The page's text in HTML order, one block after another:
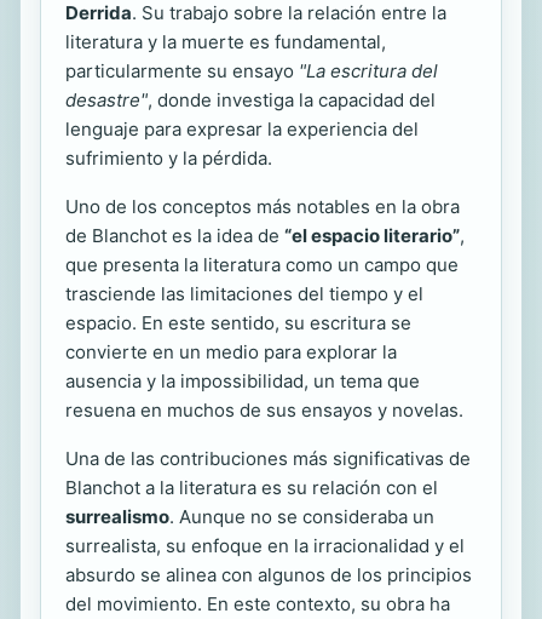
Derrida. Su trabajo sobre la relación entre la
literatura y la muerte es fundamental,
particularmente su ensayo "La escritura del
desastre", donde investiga la capacidad del
lenguaje para expresar la experiencia del
sufrimiento y la pérdida.
Uno de los conceptos más notables en la obra
de Blanchot es la idea de “el espacio literario”,
que presenta la literatura como un campo que
trasciende las limitaciones del tiempo y el
espacio. En este sentido, su escritura se
convierte en un medio para explorar la
ausencia y la impossibilidad, un tema que
resuena en muchos de sus ensayos y novelas.
Una de las contribuciones más significativas de
Blanchot a la literatura es su relación con el
surrealismo. Aunque no se consideraba un
surrealista, su enfoque en la irracionalidad y el
absurdo se alinea con algunos de los principios
del movimiento. En este contexto, su obra ha